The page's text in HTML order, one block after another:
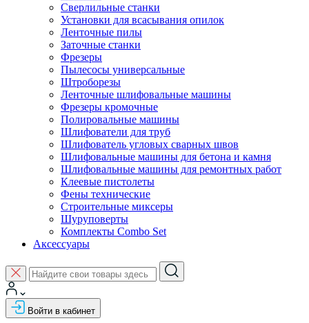
Сверлильные станки
Установки для всасывания опилок
Ленточные пилы
Заточные станки
Фрезеры
Пылесосы универсальные
Штроборезы
Ленточные шлифовальные машины
Фрезеры кромочные
Полировальные машины
Шлифователи для труб
Шлифователь угловых сварных швов
Шлифовальные машины для бетона и камня
Шлифовальные машины для ремонтных работ
Клеевые пистолеты
Фены технические
Строительные миксеры
Шуруповерты
Комплекты Combo Set
Аксессуары
Войти в кабинет